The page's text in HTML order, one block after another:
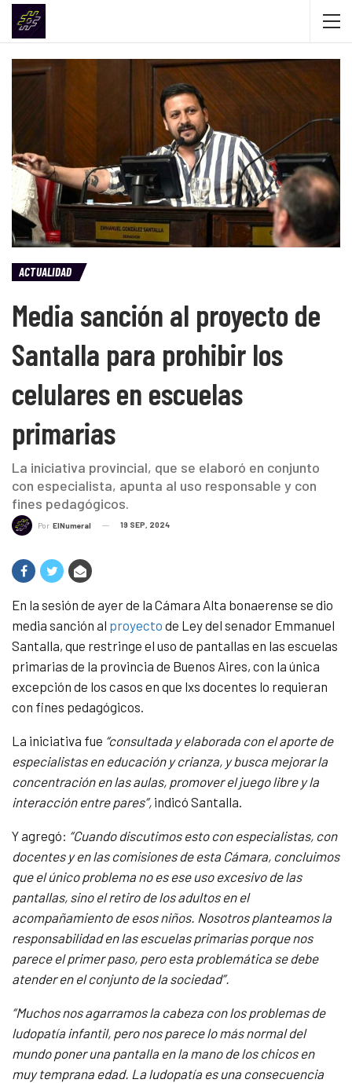
ACTUALIDAD
Media sanción al proyecto de
Santalla para prohibir los
celulares en escuelas
primarias
La iniciativa provincial, que se elaboró en conjunto
con especialista, apunta al uso responsable y con
fines pedagógicos.
Por ElNumeral 19 SEP, 2024
En la sesión de ayer de la Cámara Alta bonaerense se dio
media sanción al proyecto de Ley del senador Emmanuel
Santalla, que restringe el uso de pantallas en las escuelas
primarias de la provincia de Buenos Aires, con la única
excepción de los casos en que lxs docentes lo requieran
con fines pedagógicos.
La iniciativa fue “consultada y elaborada con el aporte de
especialistas en educación y crianza, y busca mejorar la
concentración en las aulas, promover el juego libre y la
interacción entre pares”, indicó Santalla.
Y agregó: “Cuando discutimos esto con especialistas, con
docentes y en las comisiones de esta Cámara, concluimos
que el único problema no es ese uso excesivo de las
pantallas, sino el retiro de los adultos en el
acompañamiento de esos niños. Nosotros planteamos la
responsabilidad en las escuelas primarias porque nos
parece el primer paso, pero esta problemática se debe
atender en el conjunto de la sociedad”.
“Muchos nos agarramos la cabeza con los problemas de
ludopatía infantil, pero nos parece lo más normal del
mundo poner una pantalla en la mano de los chicos en
muy temprana edad. La ludopatía es una consecuencia